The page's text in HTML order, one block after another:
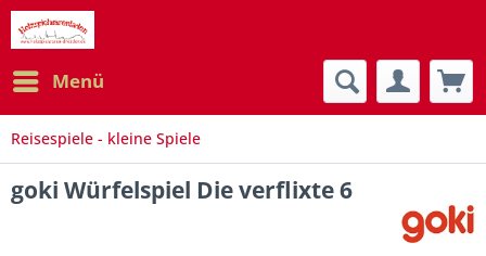
Menü
Reisespiele - kleine Spiele
goki Würfelspiel Die verflixte 6